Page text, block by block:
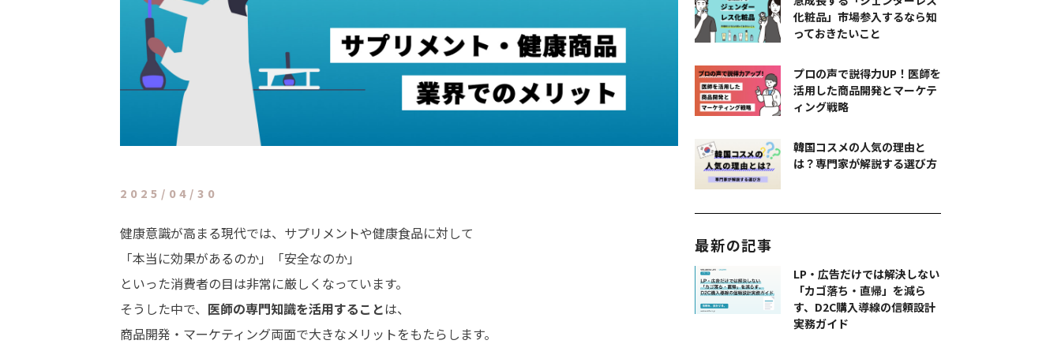
2025/04/30
健康意識が高まる現代では、 サプリメントや健康食品に対して
「本当に効果があるのか」「安全なのか」
といった消費者の目は非常に厳しくなっています。
そうした中で、 医師の専門知識を活用することは、
商品開発・マーケティング両面で大きなメリットをもたらします。
化粧品」市場参入するなら知
っておきたいこと
プロの声で説得力UP！医師を
活用した商品開発とマーケテ
ィング戦略
韓国コスメの人気の理由と
は？専門家が解説する選び方
最新の記事
LP・広告だけでは解決しない
「カゴ落ち・直帰」を減ら
す、D2C購入導線の信頼設計
実務ガイド